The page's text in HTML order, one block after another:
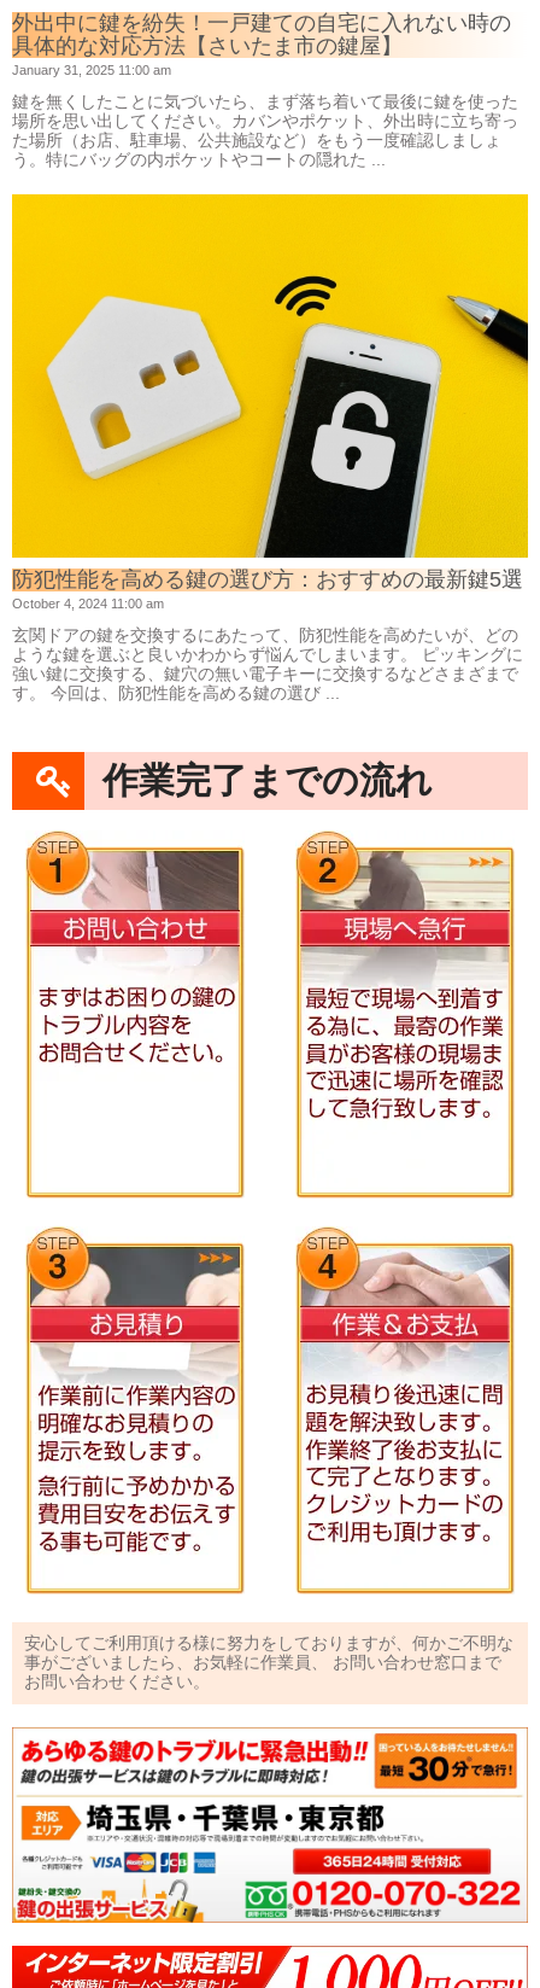
外出中に鍵を紛失！一戸建ての自宅に入れない時の
具体的な対応方法【さいたま市の鍵屋】
January 31, 2025 11:00 am
鍵を無くしたことに気づいたら、まず落ち着いて最後に鍵を使った
場所を思い出してください。カバンやポケット、外出時に立ち寄っ
た場所（お店、駐車場、公共施設など）をもう一度確認しましょ
う。特にバッグの内ポケットやコートの隠れた ...
防犯性能を高める鍵の選び方：おすすめの最新鍵5選
October 4, 2024 11:00 am
玄関ドアの鍵を交換するにあたって、防犯性能を高めたいが、どの
ような鍵を選ぶと良いかわからず悩んでしまいます。 ピッキングに
強い鍵に交換する、鍵穴の無い電子キーに交換するなどさまざまで
す。 今回は、防犯性能を高める鍵の選び ...
作業完了までの流れ
安心してご利用頂ける様に努力をしておりますが、何かご不明な
事がございましたら、お気軽に作業員、 お問い合わせ窓口まで
お問い合わせください。